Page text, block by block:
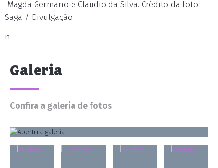
Magda Germano e Claudio da Silva. Crédito da foto:
Saga / Divulgação
n
Galeria
Confira a galeria de fotos